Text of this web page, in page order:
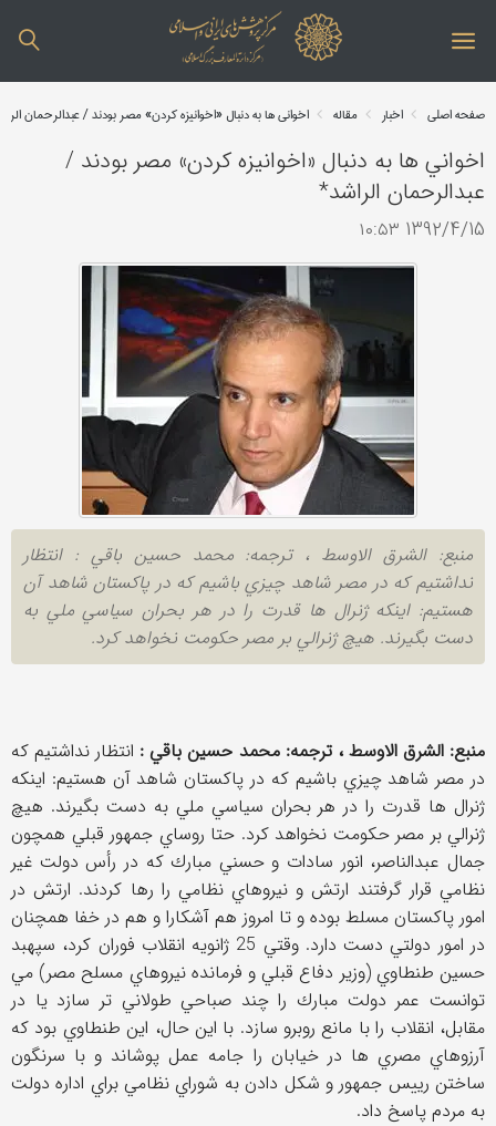
صفحه اصلی اخبار مقاله اخواني ها به دنبال «اخوانيزه كردن» مصر بودند / عبدالرحمان
اخواني ها به دنبال «اخوانيزه كردن» مصر بودند /
عبدالرحمان الراشد*
1392/4/15 ۱۰:۵۳
منبع: الشرق الاوسط ، ترجمه: محمد حسين باقي : انتظار
نداشتيم كه در مصر شاهد چيزي باشيم كه در پاكستان شاهد آن
هستيم: اينكه ژنرال ها قدرت را در هر بحران سياسي ملي به
دست بگيرند. هيچ ژنرالي بر مصر حكومت نخواهد كرد.
منبع: الشرق الاوسط ، ترجمه: محمد حسين باقي : انتظار نداشتيم كه
در مصر شاهد چيزي باشيم كه در پاكستان شاهد آن هستيم: اينكه
ژنرال ها قدرت را در هر بحران سياسي ملي به دست بگيرند. هيچ
ژنرالي بر مصر حكومت نخواهد كرد. حتا روساي جمهور قبلي همچون
جمال عبدالناصر، انور سادات و حسني مبارك كه در رأس دولت غير
نظامي قرار گرفتند ارتش و نيروهاي نظامي را رها كردند. ارتش در
امور پاكستان مسلط بوده و تا امروز هم آشكارا و هم در خفا همچنان
در امور دولتي دست دارد. وقتي 25 ژانويه انقلاب فوران كرد، سپهبد
حسين طنطاوي (وزير دفاع قبلي و فرمانده نيروهاي مسلح مصر) مي
توانست عمر دولت مبارك را چند صباحي طولاني تر سازد يا در
مقابل، انقلاب را با مانع روبرو سازد. با اين حال، اين طنطاوي بود كه
آرزوهاي مصري ها در خيابان را جامه عمل پوشاند و با سرنگون
ساختن رييس جمهور و شكل دادن به شوراي نظامي براي اداره دولت
به مردم پاسخ داد.